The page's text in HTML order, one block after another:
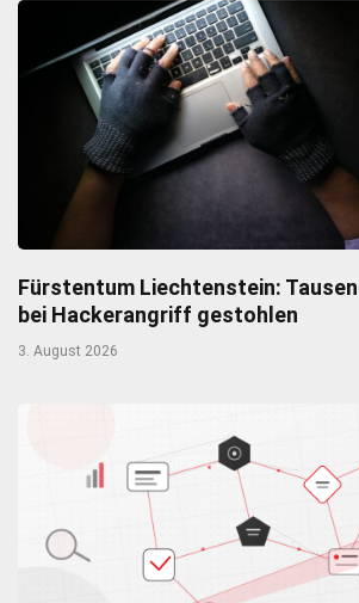
Fürstentum Liechtenstein:
bei Hackerangriff gestohlen
3. August 2026